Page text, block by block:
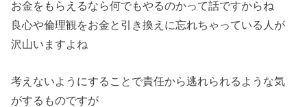
お金をもらえるなら何でもやるのかって話ですからね
良心や倫理観をお金と引き換えに忘れちゃっている人が
沢山いますよね
考えないようにすることで責任から逃れられるような気
がするものですが